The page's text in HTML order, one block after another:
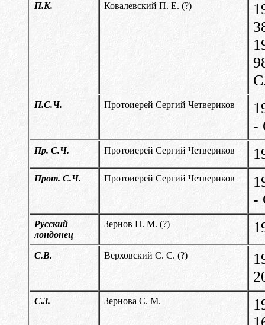
П.К. Ковалевский П. Е. (?)
П.С.Ч. Протоиерей Сергий Четвериков
-
Пр. С.Ч. Протоиерей Сергий Четвериков
Прот. С.Ч. Протоиерей Сергий Четвериков
-
Русский
лондонец
Зернов Н. М. (?)
С.В. Верховский С. С. (?)
С.З. Зернова С. М.